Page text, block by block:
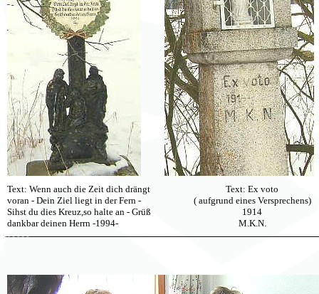
Text: Wenn auch die Zeit dich drängt
voran - Dein Ziel liegt in der Fern -
Sihst du dies Kreuz,so halte an - Grüß
dankbar deinen Herrn -1994-
Text: Ex voto
( aufgrund eines Versprechens)
1914
M.K.N.